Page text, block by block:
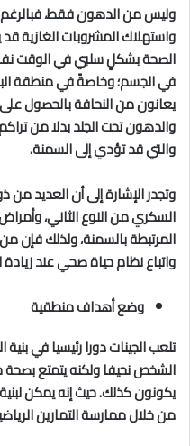
وليس من الدهون فقط، فبالرغم
واستهلاك المشروبات الغازية
الصحة بشكلٍ سلبي في الوقت
في الجسم؛ وخاصةً في منطقة
يعانون من النحافة بالحصول
والدهون تحت الجلد بدلا من
والتي قد تؤدي إلى السمنة.
وتجدر الإشارة إلى أن العديد
السكري من النوع الثاني،
المرتبطة بالسمنة، ولذلك فإن
واتباع نظام حياة صحي عند زيادة
وضع أهداف منطقية
تلعب الجينات دورا رئيسيا في
الشخص نحيفا ولكنه يتمتع بصحة
يكونون كذلك. حيث إنه يمكن
من خلال ممارسة التمارين